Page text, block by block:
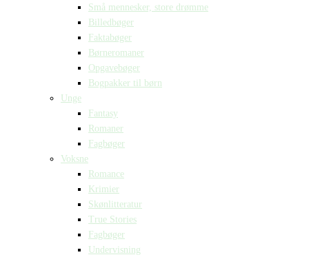
Små mennesker, store drømme
Billedbøger
Faktabøger
Børneromaner
Opgavebøger
Bogpakker til børn
Unge
Fantasy
Romaner
Fagbøger
Voksne
Romance
Krimier
Skønlitteratur
True Stories
Fagbøger
Undervisning